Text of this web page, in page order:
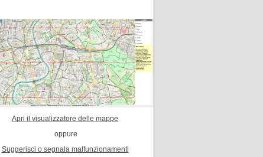
Apri il visualizzatore delle mappe
oppure
Suggerisci o segnala malfunzionamenti